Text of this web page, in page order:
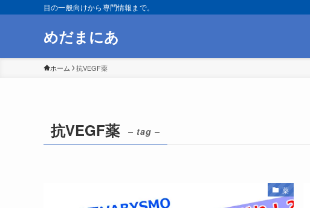
目の一般向けから専門情報まで。
めだまにあ
ホーム 抗VEGF薬
抗VEGF薬 – tag –
薬